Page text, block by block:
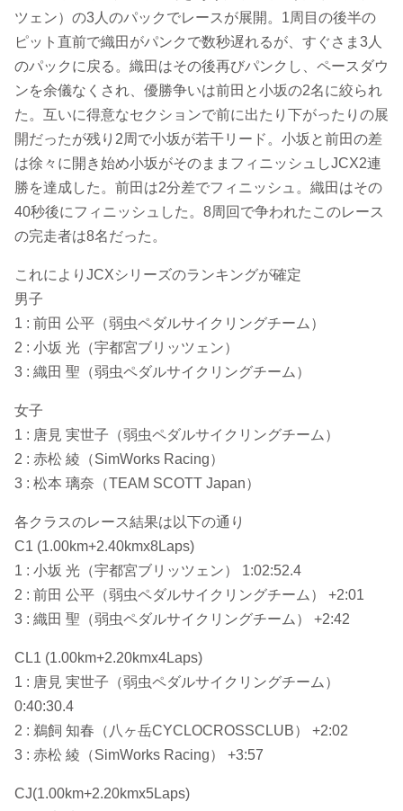
ツェン）の3人のパックでレースが展開。1周目の後半の
ピット直前で織田がパンクで数秒遅れるが、すぐさま3人
のパックに戻る。織田はその後再びパンクし、ペースダウ
ンを余儀なくされ、優勝争いは前田と小坂の2名に絞られ
た。互いに得意なセクションで前に出たり下がったりの展
開だったが残り2周で小坂が若干リード。小坂と前田の差
は徐々に開き始め小坂がそのままフィニッシュしJCX2連
勝を達成した。前田は2分差でフィニッシュ。織田はその
40秒後にフィニッシュした。8周回で争われたこのレース
の完走者は8名だった。
これによりJCXシリーズのランキングが確定
男子
1 : 前田 公平（弱虫ペダルサイクリングチーム）
2 : 小坂 光（宇都宮ブリッツェン）
3 : 織田 聖（弱虫ペダルサイクリングチーム）
女子
1 : 唐見 実世子（弱虫ペダルサイクリングチーム）
2 : 赤松 綾（SimWorks Racing）
3 : 松本 璃奈（TEAM SCOTT Japan）
各クラスのレース結果は以下の通り
C1 (1.00km+2.40kmx8Laps)
1 : 小坂 光（宇都宮ブリッツェン） 1:02:52.4
2 : 前田 公平（弱虫ペダルサイクリングチーム） +2:01
3 : 織田 聖（弱虫ペダルサイクリングチーム） +2:42
CL1 (1.00km+2.20kmx4Laps)
1 : 唐見 実世子（弱虫ペダルサイクリングチーム）
0:40:30.4
2 : 鵜飼 知春（八ヶ岳CYCLOCROSSCLUB） +2:02
3 : 赤松 綾（SimWorks Racing） +3:57
CJ(1.00km+2.20kmx5Laps)